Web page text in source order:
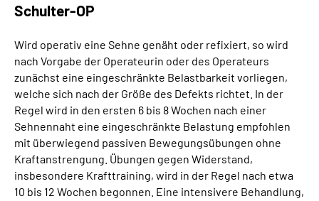
Schulter-OP
Wird operativ eine Sehne genäht oder refixiert, so wird
nach Vorgabe der Operateurin oder des Operateurs
zunächst eine eingeschränkte Belastbarkeit vorliegen,
welche sich nach der Größe des Defekts richtet. In der
Regel wird in den ersten 6 bis 8 Wochen nach einer
Sehnennaht eine eingeschränkte Belastung empfohlen
mit überwiegend passiven Bewegungsübungen ohne
Kraftanstrengung. Übungen gegen Widerstand,
insbesondere Krafttraining, wird in der Regel nach etwa
10 bis 12 Wochen begonnen. Eine intensivere Behandlung,